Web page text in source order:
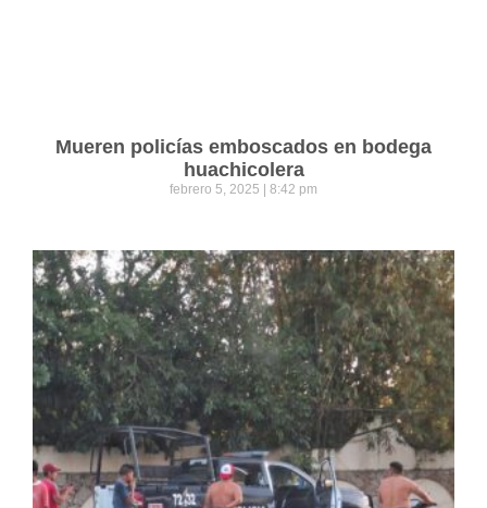
Mueren policías emboscados en bodega
huachicolera
febrero 5, 2025 8:42 pm